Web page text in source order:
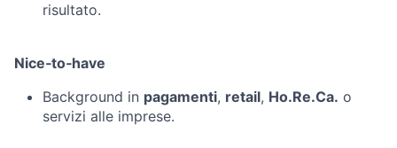
risultato.
Nice‑to‑have
Background in pagamenti, retail, Ho.Re.Ca. o
servizi alle imprese.